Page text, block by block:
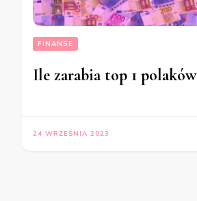
FINANSE
Ile zarabia top 1 polaków
24 WRZEŚNIA 2023